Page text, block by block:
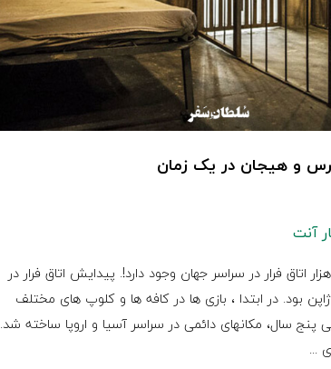
ترس و هیجان در یک زمان
آنت
اتاق فرار در سراسر جهان وجود دارد!. پيدايش اتاق فرار در
كشور ژاپن بود. در ابتدا ، بازی ها در کافه ها و کلوپ های مختلف
پنج سال، مکانهای دائمی در سراسر آسیا و اروپا ساخته شد.
...